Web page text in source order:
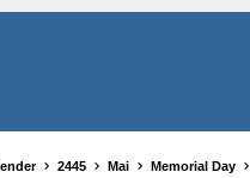
2445 Mai Memorial Day